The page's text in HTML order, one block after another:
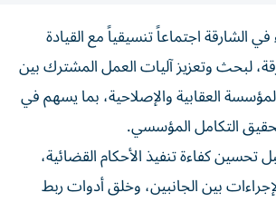
الشارقة اجتماعاً تنسيقياً مع القيادة
لبحث وتعزيز آليات العمل المشترك بين
المؤسسة العقابية والإصلاحية، بما يسهم في
التكامل المؤسسي.
تحسين كفاءة تنفيذ الأحكام القضائية،
بين الجانبين، وخلق أدوات ربط